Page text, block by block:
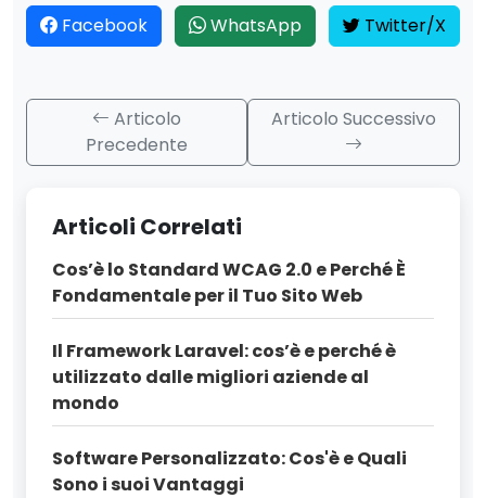
Facebook WhatsApp Twitter/X
Articolo
Precedente
Articolo Successivo
Articoli Correlati
Cos’è lo Standard WCAG 2.0 e Perché È
Fondamentale per il Tuo Sito Web
Il Framework Laravel: cos’è e perché è
utilizzato dalle migliori aziende al
mondo
Software Personalizzato: Cos'è e Quali
Sono i suoi Vantaggi